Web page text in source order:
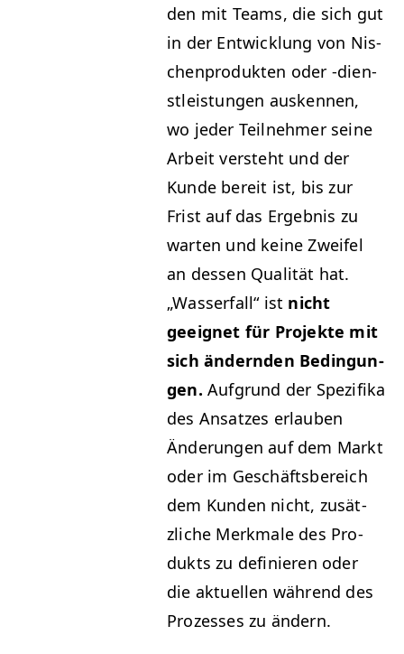
den mit Teams, die sich gut
in der Entwick­lung von Nis­
chen­pro­duk­ten oder ‑dien­
stleis­tun­gen ausken­nen,
wo jed­er Teil­nehmer seine
Arbeit ver­ste­ht und der
Kunde bere­it ist, bis zur
Frist auf das Ergeb­nis zu
warten und keine Zweifel
an dessen Qual­ität hat.
„Wasser­fall“ ist nicht
geeignet für Pro­jek­te mit
sich ändern­den Bedin­gun­
gen. Auf­grund der Spez­i­fi­ka
des Ansatzes erlauben
Änderun­gen auf dem Markt
oder im Geschäfts­bere­ich
dem Kun­den nicht, zusät­
zliche Merk­male des Pro­
duk­ts zu definieren oder
die aktuellen während des
Prozess­es zu ändern.